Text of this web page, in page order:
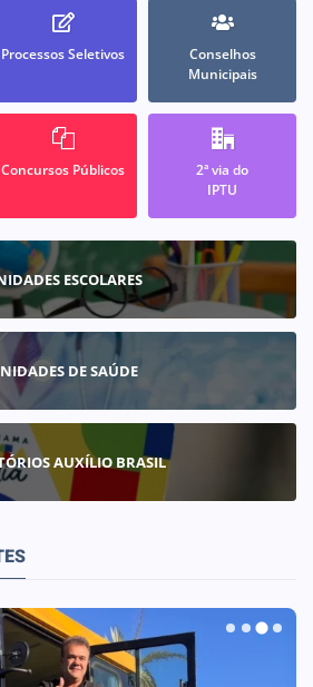
Processos Seletivos
Conselhos
Municipais
Concursos Públicos
2ª via do
IPTU
ESCOLARES
DE SAÚDE
AUXÍLIO BRASIL